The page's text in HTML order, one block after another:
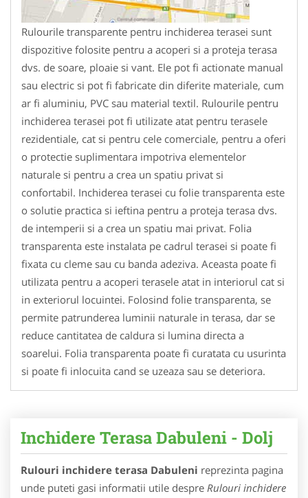
Rulourile transparente pentru inchiderea terasei sunt
dispozitive folosite pentru a acoperi si a proteja terasa
dvs. de soare, ploaie si vant. Ele pot fi actionate manual
sau electric si pot fi fabricate din diferite materiale, cum
ar fi aluminiu, PVC sau material textil. Rulourile pentru
inchiderea terasei pot fi utilizate atat pentru terasele
rezidentiale, cat si pentru cele comerciale, pentru a oferi
o protectie suplimentara impotriva elementelor
naturale si pentru a crea un spatiu privat si
confortabil. Inchiderea terasei cu folie transparenta este
o solutie practica si ieftina pentru a proteja terasa dvs.
de intemperii si a crea un spatiu mai privat. Folia
transparenta este instalata pe cadrul terasei si poate fi
fixata cu cleme sau cu banda adeziva. Aceasta poate fi
utilizata pentru a acoperi terasele atat in interiorul cat si
in exteriorul locuintei. Folosind folie transparenta, se
permite patrunderea luminii naturale in terasa, dar se
reduce cantitatea de caldura si lumina directa a
soarelui. Folia transparenta poate fi curatata cu usurinta
si poate fi inlocuita cand se uzeaza sau se deteriora.
Inchidere Terasa Dabuleni - Dolj
Rulouri inchidere terasa Dabuleni reprezinta pagina
unde puteti gasi informatii utile despre Rulouri inchidere